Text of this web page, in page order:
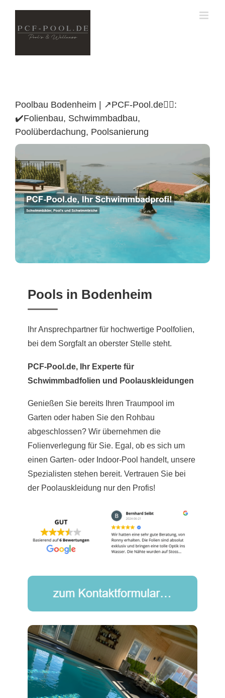
content
Poolbau Bodenheim | ↗️PCF-Pool.de🏊🏼:
✔️Folienbau, Schwimmbadbau,
Poolüberdachung, Poolsanierung
Pools in Bodenheim
Ihr Ansprechpartner für hochwertige Poolfolien,
bei dem Sorgfalt an oberster Stelle steht.
PCF-Pool.de, Ihr Experte für
Schwimmbadfolien und Poolauskleidungen
Genießen Sie bereits Ihren Traumpool im
Garten oder haben Sie den Rohbau
abgeschlossen? Wir übernehmen die
Folienverlegung für Sie. Egal, ob es sich um
einen Garten- oder Indoor-Pool handelt, unsere
Spezialisten stehen bereit. Vertrauen Sie bei
der Poolauskleidung nur den Profis!